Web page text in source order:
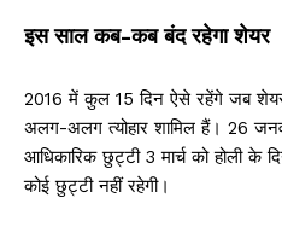
इस साल कब-कब बंद रहेगा शेयर
2016 में कुल 15 दिन ऐसे रहेंगे जब शेयर
अलग-अलग त्योहार शामिल हैं। 26
आधिकारिक छुट्टी 3 मार्च को होली के
कोई छुट्टी नहीं रहेगी।